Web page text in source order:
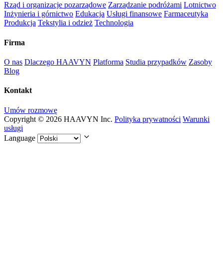
Rząd i organizacje pozarządowe Zarządzanie podróżami Lotnictwo
Inżynieria i górnictwo Edukacja Usługi finansowe Farmaceutyka
Produkcja Tekstylia i odzież Technologia
Firma
O nas Dlaczego HAAVYN Platforma Studia przypadków Zasoby
Blog
Kontakt
Umów rozmowę
Copyright © 2026 HAAVYN Inc. Polityka prywatności Warunki
usługi
Language